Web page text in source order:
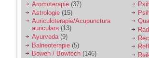
Sunt casatorita, am
31 de ani si un copil in
varsta de 2 ani care
mi-e lumina ochilor.
De ceva timp simt ca
mi s-a adunat
Aromoterapie (37)
Astrologie (15)
Auriculoterapie/Acupunctura
auriculara(13)
Ayurveda(9)
Balneoterapie (5)
Bowen / Bowtech (146)